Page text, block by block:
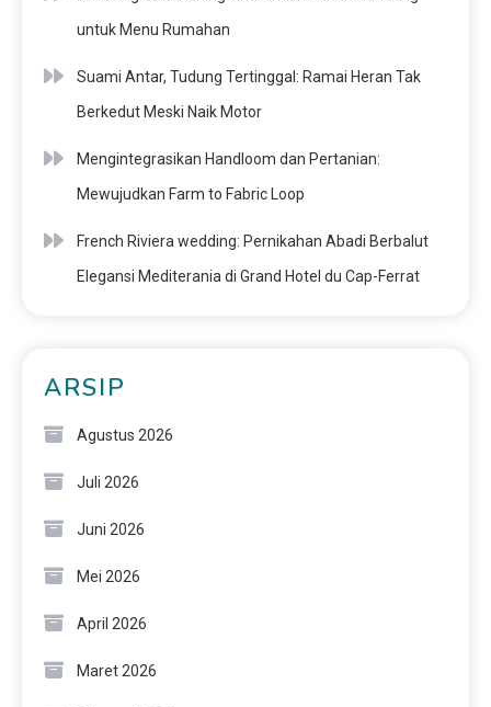
untuk Menu Rumahan
Suami Antar, Tudung Tertinggal: Ramai Heran Tak
Berkedut Meski Naik Motor
Mengintegrasikan Handloom dan Pertanian:
Mewujudkan Farm to Fabric Loop
French Riviera wedding: Pernikahan Abadi Berbalut
Elegansi Mediterania di Grand Hotel du Cap-Ferrat
ARSIP
Agustus 2026
Juli 2026
Juni 2026
Mei 2026
April 2026
Maret 2026